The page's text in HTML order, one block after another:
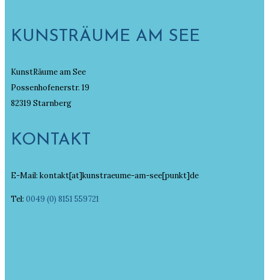
KUNSTRÄUME AM SEE
KunstRäume am See
Possenhofenerstr. 19
82319 Starnberg
KONTAKT
E-Mail: kontakt[at]kunstraeume-am-see[punkt]de
Tel: 0049 (0) 8151 559721